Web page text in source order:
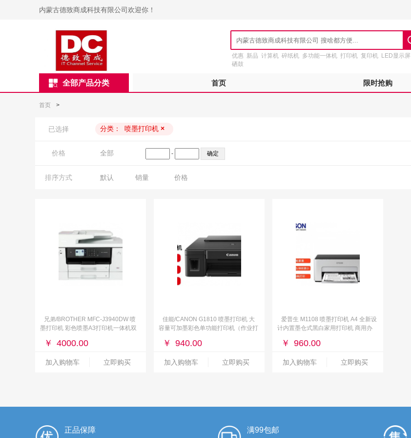
内蒙古德致商成科技有限公司欢迎你！
优惠 新品 计算机 碎纸机 多功能一体机 打印机 复印机 LED显示屏
硒鼓
全部产品分类 首页 限时抢购
首页 >
已选择 分类： 喷墨打印机 ×
价格 全部 -
排序方式 默认 销量 价格
兄弟/BROTHER MFC-J3940DW 喷
墨打印机 彩色喷墨A3打印机一体机双
￥ 4000.00
加入购物车 立即购买
佳能/CANON G1810 喷墨打印机 大
容量可加墨彩色单功能打印机（作业打
￥ 940.00
加入购物车 立即购买
爱普生 M1108 喷墨打印机 A4 全新设
计内置墨仓式黑白家用打印机 商用办
￥ 960.00
加入购物车 立即购买
正品保障 满99包邮